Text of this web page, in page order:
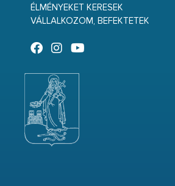
ÉLMÉNYEKET KERESEK
VÁLLALKOZOM, BEFEKTETEK